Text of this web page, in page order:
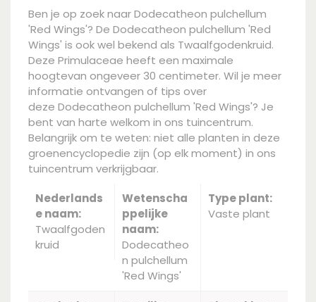
Ben je op zoek naar Dodecatheon pulchellum
'Red Wings'? De Dodecatheon pulchellum 'Red
Wings' is ook wel bekend als Twaalfgodenkruid.
Deze Primulaceae heeft een maximale
hoogtevan ongeveer 30 centimeter. Wil je meer
informatie ontvangen of tips over
deze Dodecatheon pulchellum 'Red Wings'? Je
bent van harte welkom in ons tuincentrum.
Belangrijk om te weten: niet alle planten in deze
groenencyclopedie zijn (op elk moment) in ons
tuincentrum verkrijgbaar.
Nederlands
e naam:
Twaalfgoden
kruid
Wetenscha
ppelijke
naam:
Dodecatheo
n pulchellum
'Red Wings'
Type plant:
Vaste plant